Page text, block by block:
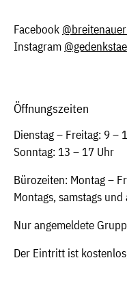
Facebook
Instagram
Öffnungszeiten
Dienstag – Freitag: 9 –
Sonntag: 13 – 17 Uhr
Bürozeiten: Montag –
Montags, samstags
Nur angemeldete
Der Eintritt ist